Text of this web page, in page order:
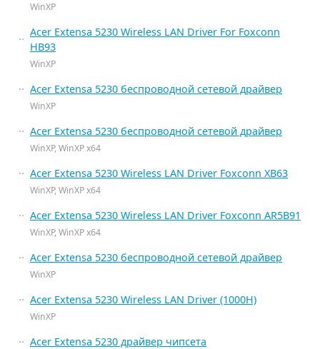
WinXP
Acer Extensa 5230 Wireless LAN Driver For Foxconn
HB93
WinXP
Acer Extensa 5230 беспроводной сетевой драйвер
WinXP
Acer Extensa 5230 беспроводной сетевой драйвер
WinXP, WinXP x64
Acer Extensa 5230 Wireless LAN Driver Foxconn XB63
WinXP, WinXP x64
Acer Extensa 5230 Wireless LAN Driver Foxconn AR5B91
WinXP, WinXP x64
Acer Extensa 5230 беспроводной сетевой драйвер
WinXP
Acer Extensa 5230 Wireless LAN Driver (1000H)
WinXP
Acer Extensa 5230 драйвер чипсета